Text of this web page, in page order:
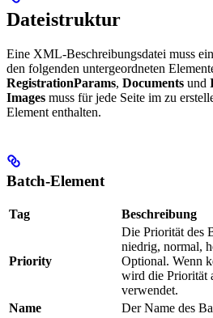
Dateistruktur
Eine XML-Beschreibungsdatei muss
den folgenden untergeordneten
RegistrationParams, Documents und
Images muss für jede Seite im zu
Element enthalten.
Batch-Element
Tag Beschreibung
Priority
Die Priorität des
niedrig, normal,
Optional. Wenn
wird die Priorität
verwendet.
Name
Der Name des